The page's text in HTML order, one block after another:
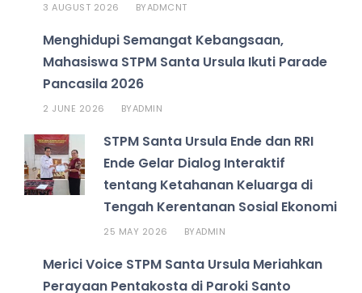
3 AUGUST 2026 BYADMCNT
Menghidupi Semangat Kebangsaan,
Mahasiswa STPM Santa Ursula Ikuti Parade
Pancasila 2026
2 JUNE 2026 BYADMIN
STPM Santa Ursula Ende dan RRI
Ende Gelar Dialog Interaktif
tentang Ketahanan Keluarga di
Tengah Kerentanan Sosial Ekonomi
25 MAY 2026 BYADMIN
Merici Voice STPM Santa Ursula Meriahkan
Perayaan Pentakosta di Paroki Santo